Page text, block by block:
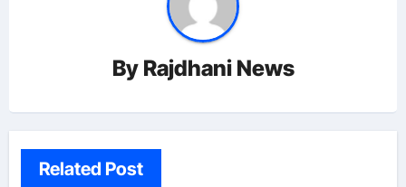
By Rajdhani News
Related Post